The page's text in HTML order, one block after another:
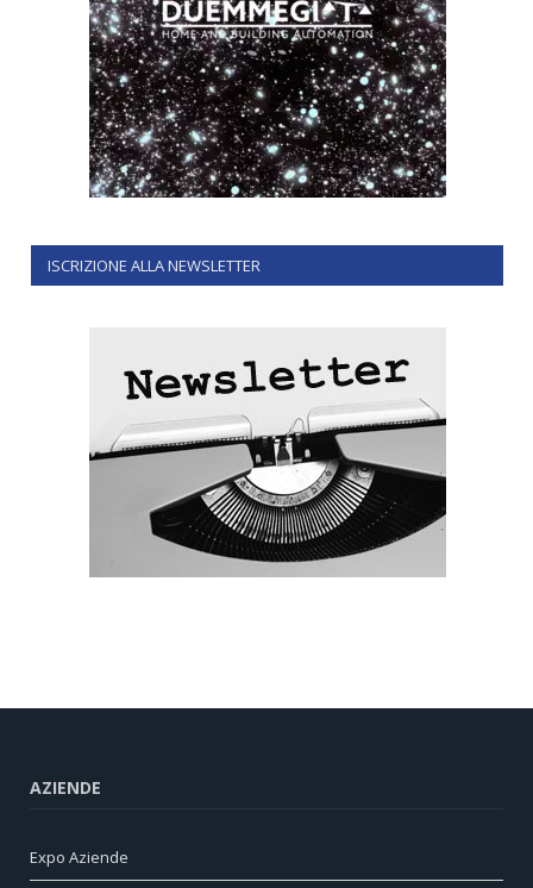
ISCRIZIONE ALLA NEWSLETTER
AZIENDE
Expo Aziende